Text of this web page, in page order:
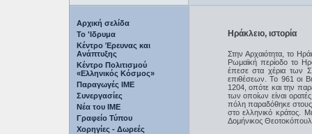
Αρχική σελίδα
Το 'Ιδρυμα
Κέντρο Έρευνας και
Ανάπτυξης
Κέντρο Πολιτισμού
«Ελληνικός Κόσμος»
Παραγωγές IME
Συνεργασίες
Νέα του ΙΜΕ
Γραφείο Τύπου
Χορηγίες - Δωρεές
Ηράκλειο, ιστορία
Στην Αρχαιότητα, το
Ρωμαϊκή περίοδο το
έπεσε στα χέρια των
επιθέσεων. Το 961 οι
1204, οπότε και την
των οποίων είναι
πόλη παραδόθηκε στους
στο ελληνικό κράτος.
Δομήνικος